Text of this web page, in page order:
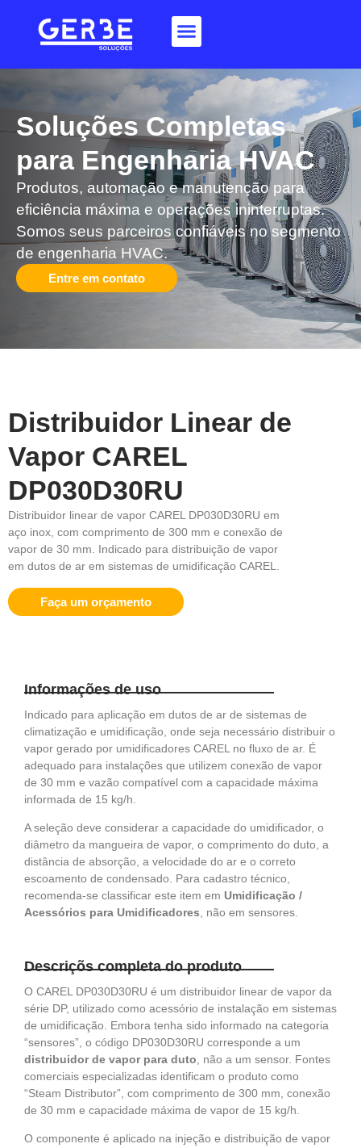
Soluções Completas
para Engenharia HVAC​
Produtos, automação e manutenção para
eficiência máxima e operações ininterruptas.
Somos seus parceiros confiáveis no segmento
de engenharia HVAC.
Entre em contato
Distribuidor Linear de
Vapor CAREL
DP030D30RU
Distribuidor linear de vapor CAREL DP030D30RU em
aço inox, com comprimento de 300 mm e conexão de
vapor de 30 mm. Indicado para distribuição de vapor
em dutos de ar em sistemas de umidificação CAREL.
Faça um orçamento
Informações de uso
Indicado para aplicação em dutos de ar de sistemas de
climatização e umidificação, onde seja necessário distribuir o
vapor gerado por umidificadores CAREL no fluxo de ar. É
adequado para instalações que utilizem conexão de vapor
de 30 mm e vazão compatível com a capacidade máxima
informada de 15 kg/h.
A seleção deve considerar a capacidade do umidificador, o
diâmetro da mangueira de vapor, o comprimento do duto, a
distância de absorção, a velocidade do ar e o correto
escoamento de condensado. Para cadastro técnico,
recomenda-se classificar este item em Umidificação /
Acessórios para Umidificadores, não em sensores.
Descriçõs completa do produto
O CAREL DP030D30RU é um distribuidor linear de vapor da
série DP, utilizado como acessório de instalação em sistemas
de umidificação. Embora tenha sido informado na categoria
“sensores”, o código DP030D30RU corresponde a um
distribuidor de vapor para duto , não a um sensor. Fontes
comerciais especializadas identificam o produto como
“Steam Distributor”, com comprimento de 300 mm, conexão
de 30 mm e capacidade máxima de vapor de 15 kg/h.
O componente é aplicado na injeção e distribuição de vapor